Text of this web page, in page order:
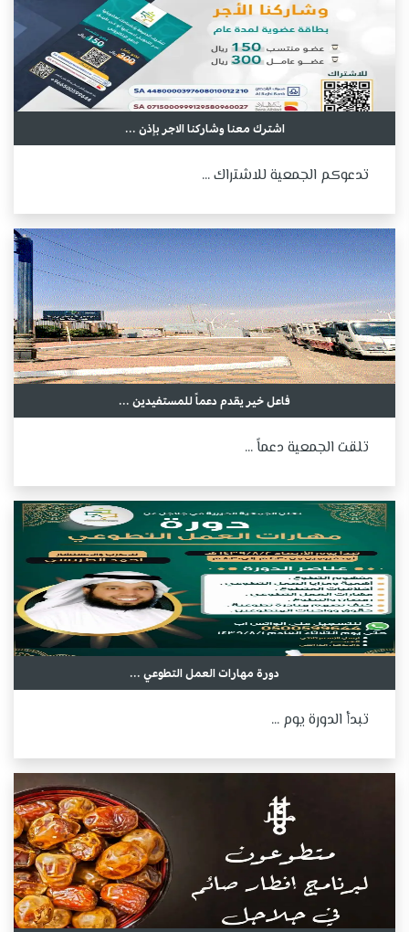
اشترك معنا وشاركنا الاجر بإذن ...
تدعوكم الجمعية للاشتراك ...
فاعل خير يقدم دعماً للمستفيدين ...
تلقت الجمعية دعماً ...
دورة مهارات العمل التطوعي ...
تبدأ الدورة يوم ...